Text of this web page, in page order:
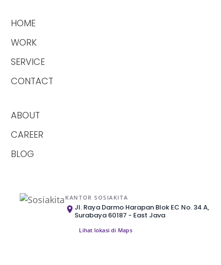
HOME
WORK
SERVICE
CONTACT
ABOUT
CAREER
BLOG
KANTOR SOSIAKITA
Jl. Raya Darmo Harapan Blok EC No. 34 A,
Surabaya 60187 - East Java
Lihat lokasi di Maps